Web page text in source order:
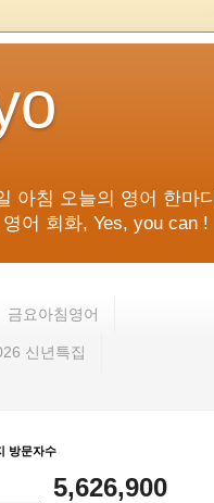
아침 오늘의 영어 한마디
어 회화, Yes, you can !
금요아침영어
신년특집
방문자수
5,626,900